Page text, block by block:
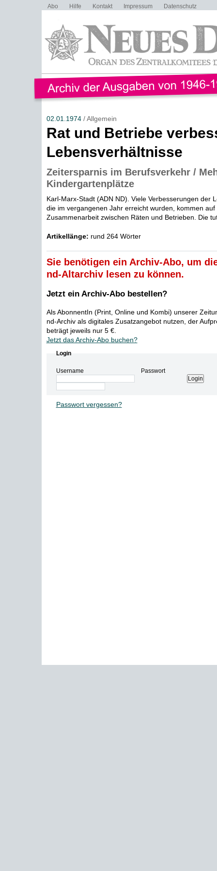
Abo Hilfe Kontakt Impressum Datenschutz
02.01.1974/ Allgemein
Rat und Betriebe
Lebensverhältnisse
Zeitersparnis im Berufsverkehr /
Kindergartenplätze
Karl-Marx-Stadt (ADN ND). Viele Verbesserungen der
die im vergangenen Jahr erreicht wurden, kommen
Zusammenarbeit zwischen Räten und Betrieben. Die
Artikellänge: rund 264 Wörter
Sie benötigen ein Archiv-Abo, um
nd-Altarchiv lesen zu können.
Jetzt ein Archiv-Abo bestellen?
Als AbonnentIn (Print, Online und Kombi) unserer
nd-Archiv als digitales Zusatzangebot nutzen, der
beträgt jeweils nur 5 €.
Jetzt das Archiv-Abo buchen?
Login
Username Passwort
Passwort vergessen?